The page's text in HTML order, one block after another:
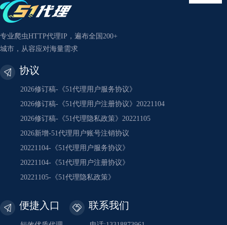
专业爬虫HTTP代理IP，遍布全国200+
城市，从容应对海量需求
协议
2026修订稿-《51代理用户服务协议》
2026修订稿-《51代理用户注册协议》20221104
2026修订稿-《51代理隐私政策》20221105
2026新增-51代理用户账号注销协议
20221104-《51代理用户服务协议》
20221104-《51代理用户注册协议》
20221105-《51代理隐私政策》
便捷入口 联系我们